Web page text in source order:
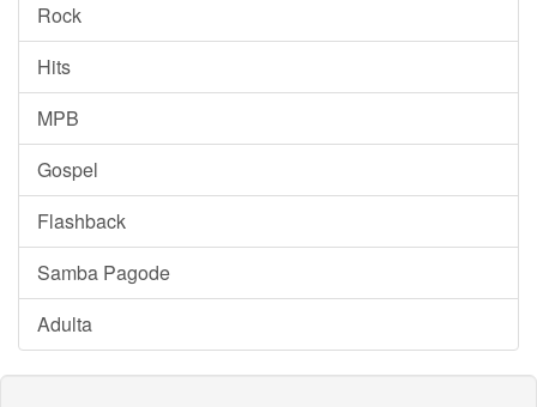
Rock
Hits
MPB
Gospel
Flashback
Samba Pagode
Adulta